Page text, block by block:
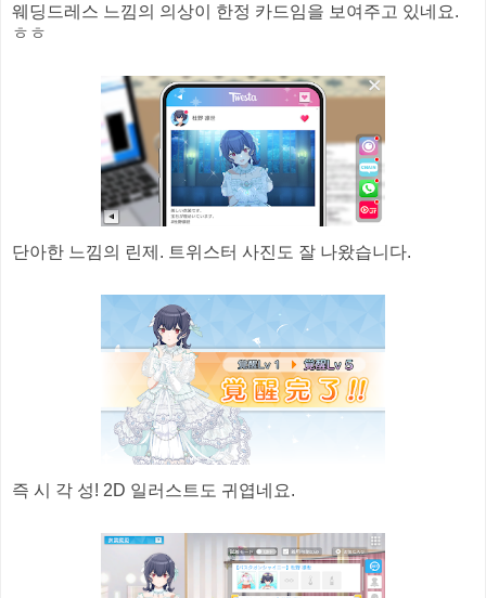
웨딩드레스 느낌의 의상이 한정 카드임을 보여주고 있네요.
ㅎㅎ
단아한 느낌의 린제. 트위스터 사진도 잘 나왔습니다.
즉 시 각 성! 2D 일러스트도 귀엽네요.